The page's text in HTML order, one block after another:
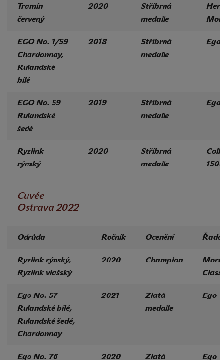
Tramín
červený
2020
Stříbrná
medaile
EGO No. 1/59
Chardonnay,
Rulandské
bílé
2018
Stříbrná
medaile
Ego
EGO No. 59
Rulandské
šedé
2019
Stříbrná
medaile
Ego
Ryzlink
rýnský
2020
Stříbrná
medaile
Cuvée
Ostrava 2022
Odrůda Ročník Ocenění
Ryzlink rýnský,
Ryzlink vlašský
2020 Champion
Ego No. 57
Rulandské bílé,
Rulandské šedé,
Chardonnay
2021
Zlatá
medaile
Ego
Ego No. 76 2020 Zlatá Ego